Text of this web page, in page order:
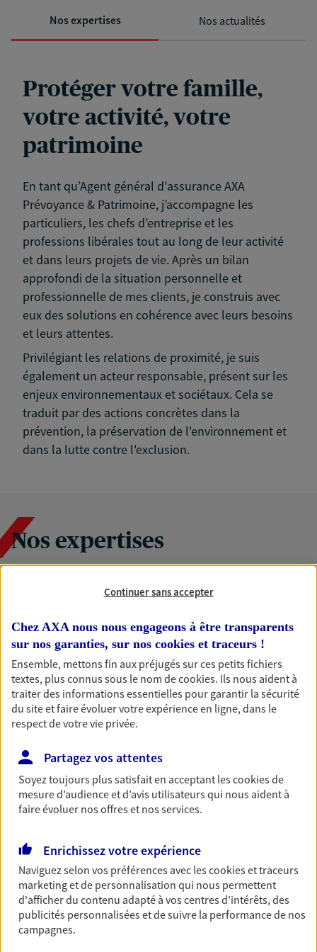
Nos expertises Nos actualités
Protéger votre famille,
votre activité, votre
patrimoine
En tant qu’Agent général d'assurance AXA
Prévoyance & Patrimoine, j’accompagne les
particuliers, les chefs d’entreprise et les
professions libérales tout au long de leur activité
et dans leurs projets de vie. Après un bilan
approfondi de la situation personnelle et
professionnelle de mes clients, je construis avec
eux des solutions en cohérence avec leurs besoins
et leurs attentes.
Privilégiant les relations de proximité, je suis
également un acteur responsable, présent sur les
enjeux environnementaux et sociétaux. Cela se
traduit par des actions concrètes dans la
prévention, la préservation de l'environnement et
dans la lutte contre l'exclusion.
Nos expertises
Accompagner les
professionnels et les
entreprises
Comme vous, nous sommes des indépendants. Nous
bâtissons ensemble des solutions cohérentes pour
protéger votre activité, vos collaborateurs... mais aussi
vous-même et votre famille.
Accompagner vos projets de
vie
Achat immobilier, installation, départ à la retraite…
d'assurance et d'épargne. Recevez un conseil d'expert
cohérent avec vos besoins
Vous aider à constituer une
épargne
Continuer sans accepter
Chez AXA nous nous engageons à être transparents
sur nos garanties, sur nos cookies et traceurs !
Ensemble, mettons fin aux préjugés sur ces petits fichiers
textes, plus connus sous le nom decookies. Ils nous aident à
traiter des informations essentielles pour garantir la sécurité
du site et faire évoluer votre expérience en ligne, dans le
respect de votre vie privée.
Partagez vos attentes
Soyez toujours plus satisfait en acceptant lescookiesde
mesure d’audience et d’avis utilisateurs qui nous aident à
faire évoluer nos offres et nos services.
Enrichissez votre expérience
Naviguez selon vos préférences avec lescookies et traceurs
marketing et de personnalisation qui nous permettent
d'afficher du contenu adapté à vos centres d'intérêts, des
publicités personnalisées et de suivre la performance de nos
campagnes.